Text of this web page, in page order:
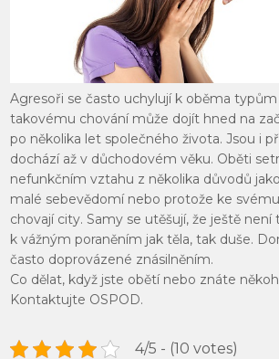
Agresoři se často uchylují k oběma typům
takovému chování může dojít hned na
po několika let společného života. Jsou i
dochází až v důchodovém věku. Oběti
nefunkčním vztahu z několika důvodů
malé sebevědomí nebo protože ke
chovají city. Samy se utěšují, že ještě není
k vážným poraněním jak těla, tak duše.
často doprovázené znásilněním.
Co dělat, když jste obětí nebo znáte
Kontaktujte OSPOD.
4/5 - (10 votes)